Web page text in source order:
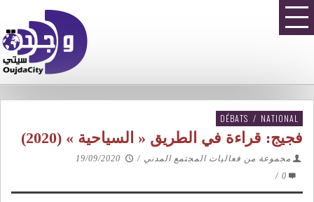
DÉBATS / NATIONAL
فجيج: قراءة في الطريق « السياحية » (2020)
مجموعة من فعاليات المجتمع المدني /
19/09/2020
0
/